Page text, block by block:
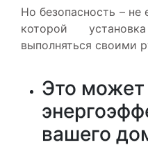
Но безопасность – не
которой
выполняться своими
Это может
вашего